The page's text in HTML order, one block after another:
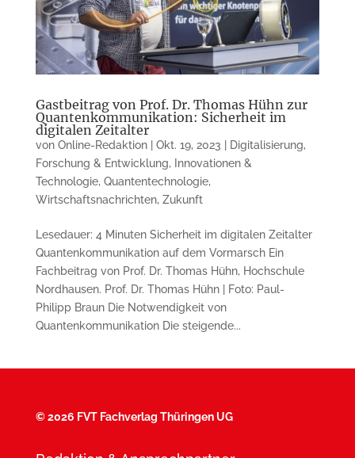
Gastbeitrag von Prof. Dr. Thomas Hühn zur
Quantenkommunikation: Sicherheit im
digitalen Zeitalter
von Online-Redaktion| Okt. 19, 2023 Digitalisierung,
Forschung & Entwicklung,
Innovationen &
Technologie, Quantentechnologie,
Wirtschaftsnachrichten, Zukunft
Lesedauer: 4 Minuten Sicherheit im digitalen Zeitalter
Quantenkommunikation auf dem Vormarsch Ein
Fachbeitrag von Prof. Dr. Thomas Hühn, Hochschule
Nordhausen. Prof. Dr. Thomas Hühn | Foto: Paul-
Philipp Braun Die Notwendigkeit von
Quantenkommunikation Die steigende...
©2026 FVT Fachverlag Thüringen UG